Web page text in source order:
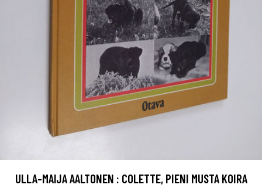
ULLA-MAIJA AALTONEN : COLETTE, PIENI MUSTA KOIRA